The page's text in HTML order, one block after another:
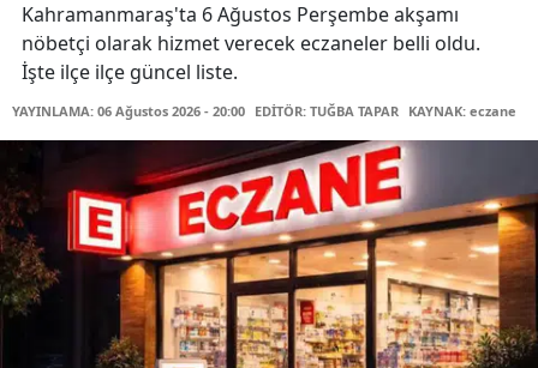
Kahramanmaraş'ta 6 Ağustos Perşembe akşamı
nöbetçi olarak hizmet verecek eczaneler belli oldu.
İşte ilçe ilçe güncel liste.
YAYINLAMA: 06 Ağustos 2026 - 20:00 EDİTÖR: TUĞBA TAPAR KAYNAK: eczane